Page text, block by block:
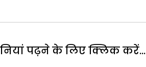
पढ़ने के लिए क्लिक करें...